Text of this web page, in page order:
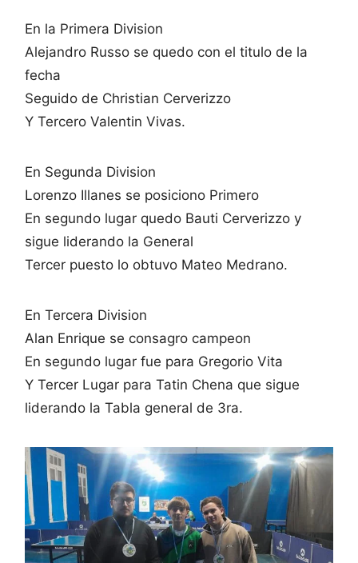
En la Primera Division
Alejandro Russo se quedo con el titulo de la
fecha
Seguido de Christian Cerverizzo
Y Tercero Valentin Vivas.
En Segunda Division
Lorenzo Illanes se posiciono Primero
En segundo lugar quedo Bauti Cerverizzo y
sigue liderando la General
Tercer puesto lo obtuvo Mateo Medrano.
En Tercera Division
Alan Enrique se consagro campeon
En segundo lugar fue para Gregorio Vita
Y Tercer Lugar para Tatin Chena que sigue
liderando la Tabla general de 3ra.